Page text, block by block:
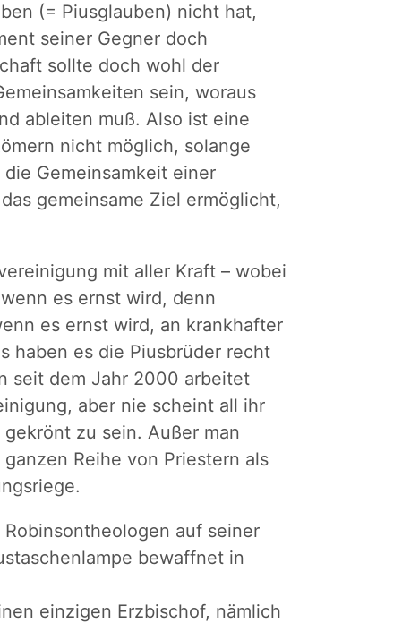
(= Piusglauben) nicht hat,
seiner Gegner doch
sollte doch wohl der
sein, woraus
ableiten muß. Also ist eine
nicht möglich, solange
Gemeinsamkeit einer
gemeinsame Ziel ermöglicht,
mit aller Kraft – wobei
es ernst wird, denn
es ernst wird, an krankhafter
haben es die Piusbrüder recht
seit dem Jahr 2000 arbeitet
aber nie scheint all ihr
zu sein. Außer man
Reihe von Priestern als
auf seiner
bewaffnet in
einzigen Erzbischof, nämlich